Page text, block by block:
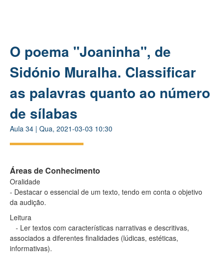
O poema "Joaninha", de
Sidónio Muralha. Classificar
as palavras quanto ao número
de sílabas
Aula 34 | Qua, 2021-03-03 10:30
Áreas de Conhecimento
Oralidade
- Destacar o essencial de um texto, tendo em conta o objetivo
da audição.
Leitura
- Ler textos com características narrativas e descritivas,
associados a diferentes finalidades (lúdicas, estéticas,
informativas).